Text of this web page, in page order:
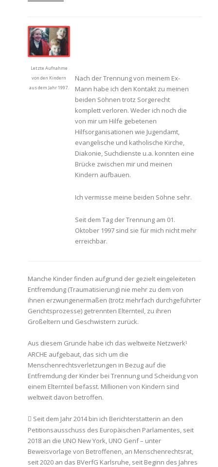
Letzte Aufnahme
von den Kindern
aus dem Jahr 1997.
Nach der Trennung von meinem Ex-
Mann habe ich den Kontakt zu meinen
beiden Söhnen trotz Sorgerecht
komplett verloren. Weder ich noch die
von mir um Hilfe gebetenen
Hilfsorganisationen wie Jugendamt,
evangelische und katholische Kirche,
Diakonie, Suchdienste u.a. konnten eine
Brücke zwischen mir und meinen
Kindern aufbauen.
Ich vermisse meine beiden Söhne sehr.
Seit dem Tag der Trennung am 01.
Oktober 1997 sind sie für mich nicht mehr
erreichbar.
Manche Kinder finden aufgrund der gezielt eingeleiteten
Entfremdung (Traumatisierung) nie mehr zu dem von
ihnen erzwungenermaßen (trotz mehrfach durchgeführter
Gerichtsprozesse) getrennten Elternteil, zu ihren
Großeltern und Geschwistern zurück.
Aus diesem Grunde habe ich das weltweite Netzwerk¹
ARCHE aufgebaut, das sich um die
Menschenrechtsverletzungen in Bezug auf die
Entfremdung der Kinder bei Trennung und Scheidung von
einem Elternteil befasst. Millionen von Kindern sind
weltweit davon betroffen.
 Seit dem Jahr 2014 bin ich Berichterstatterin an den
Petitionsausschuss des Europäischen Parlamentes, seit
2018 an die UNO New York, UNO Genf – unter
Beweisvorlage von Betroffenen, an Menschenrechtsrat,
seit 2020 an das BVerfG Karlsruhe, seit Beginn des Jahres